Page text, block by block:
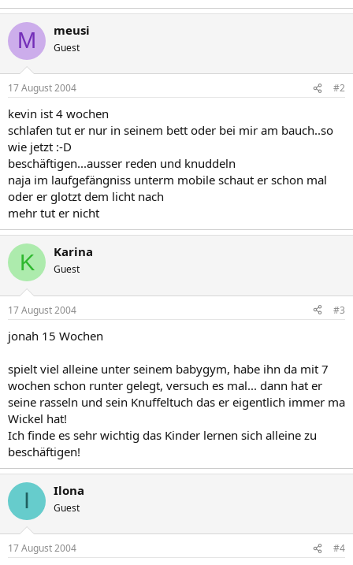
M meusi
Guest
17 August 2004 #2
kevin ist 4 wochen
schlafen tut er nur in seinem bett oder bei mir am bauch..so
wie jetzt :-D
beschäftigen...ausser reden und knuddeln
naja im laufgefängniss unterm mobile schaut er schon mal
oder er glotzt dem licht nach
mehr tut er nicht
K Karina
Guest
17 August 2004 #3
jonah 15 Wochen
spielt viel alleine unter seinem babygym, habe ihn da mit 7
wochen schon runter gelegt, versuch es mal... dann hat er
seine rasseln und sein Knuffeltuch das er eigentlich immer ma
Wickel hat!
Ich finde es sehr wichtig das Kinder lernen sich alleine zu
beschäftigen!
I Ilona
Guest
17 August 2004 #4